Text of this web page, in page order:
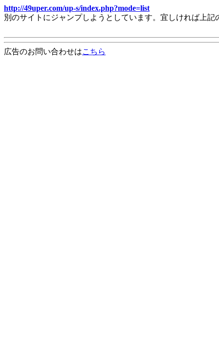
http://49uper.com/up-s/index.php?mode=list
別のサイトにジャンプしようとしています。宜しければ上
広告のお問い合わせはこちら